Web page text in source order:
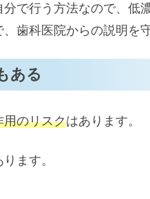
で行う方法なので、低
歯科医院からの説明を
ある
用のリスクはあります。
ます。